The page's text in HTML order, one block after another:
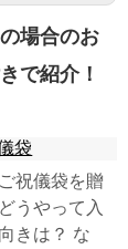
場合のお
で紹介！
袋
祝儀袋を贈
うやって入
きは？ な